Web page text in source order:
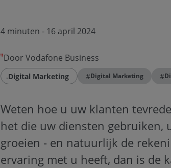
4 minuten - 16 april 2024
Door Vodafone Business
Digital Marketing #Digital Marketing #
Weten hoe u uw klanten
het die uw diensten gebruiken,
groeien - en natuurlijk de
ervaring met u heeft, dan is de